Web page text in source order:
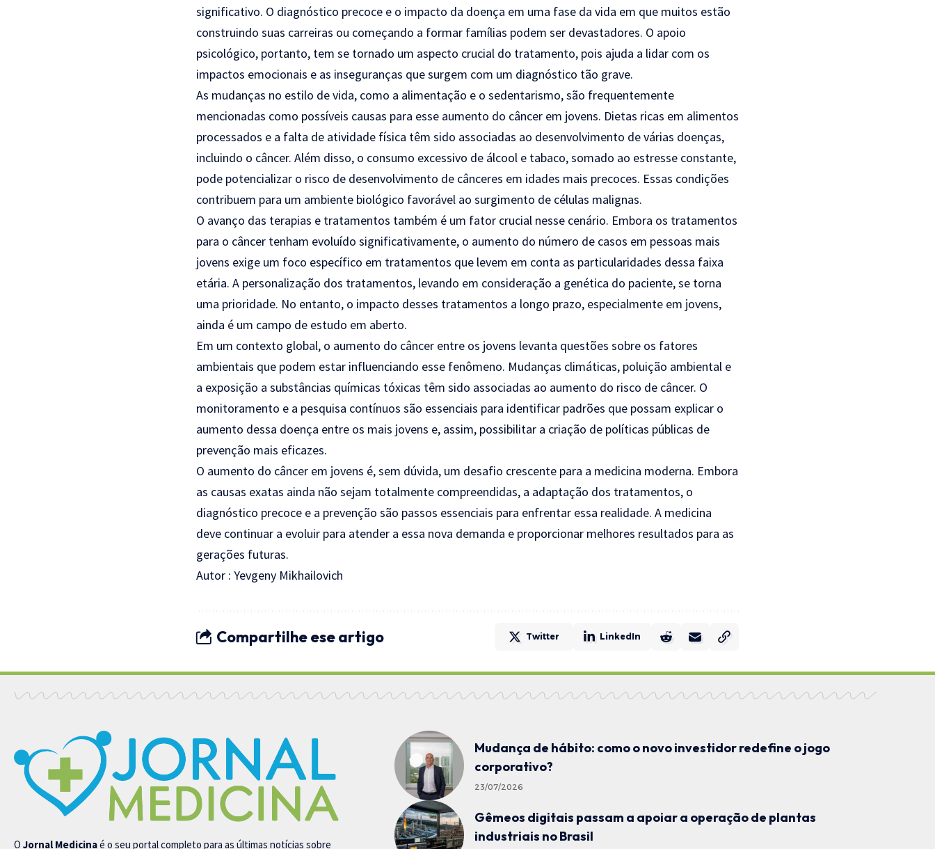
significativo. O diagnóstico precoce e o impacto da doença em uma fase da vida em que muitos estão
construindo suas carreiras ou começando a formar famílias podem ser devastadores. O apoio
psicológico, portanto, tem se tornado um aspecto crucial do tratamento, pois ajuda a lidar com os
impactos emocionais e as inseguranças que surgem com um diagnóstico tão grave.
As mudanças no estilo de vida, como a alimentação e o sedentarismo, são frequentemente
mencionadas como possíveis causas para esse aumento do câncer em jovens. Dietas ricas em alimentos
processados e a falta de atividade física têm sido associadas ao desenvolvimento de várias doenças,
incluindo o câncer. Além disso, o consumo excessivo de álcool e tabaco, somado ao estresse constante,
pode potencializar o risco de desenvolvimento de cânceres em idades mais precoces. Essas condições
contribuem para um ambiente biológico favorável ao surgimento de células malignas.
O avanço das terapias e tratamentos também é um fator crucial nesse cenário. Embora os tratamentos
para o câncer tenham evoluído significativamente, o aumento do número de casos em pessoas mais
jovens exige um foco específico em tratamentos que levem em conta as particularidades dessa faixa
etária. A personalização dos tratamentos, levando em consideração a genética do paciente, se torna
uma prioridade. No entanto, o impacto desses tratamentos a longo prazo, especialmente em jovens,
ainda é um campo de estudo em aberto.
Em um contexto global, o aumento do câncer entre os jovens levanta questões sobre os fatores
ambientais que podem estar influenciando esse fenômeno. Mudanças climáticas, poluição ambiental e
a exposição a substâncias químicas tóxicas têm sido associadas ao aumento do risco de câncer. O
monitoramento e a pesquisa contínuos são essenciais para identificar padrões que possam explicar o
aumento dessa doença entre os mais jovens e, assim, possibilitar a criação de políticas públicas de
prevenção mais eficazes.
O aumento do câncer em jovens é, sem dúvida, um desafio crescente para a medicina moderna. Embora
as causas exatas ainda não sejam totalmente compreendidas, a adaptação dos tratamentos, o
diagnóstico precoce e a prevenção são passos essenciais para enfrentar essa realidade. A medicina
deve continuar a evoluir para atender a essa nova demanda e proporcionar melhores resultados para as
gerações futuras.
Autor : Yevgeny Mikhailovich
Compartilhe ese artigo Twitter LinkedIn
O Jornal Medicinaé o seu portal completo para as últimas notícias sobre
Mudança de hábito: como o novo investidor redefine o jogo
corporativo?
23/07/2026
Gêmeos digitais passam a apoiar a operação de plantas
industriais no Brasil